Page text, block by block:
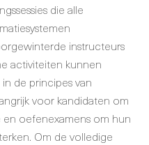
die alle
instructeurs
activiteiten kunnen
de principes van
voor kandidaten om
oefenexamens om hun
Om de volledige